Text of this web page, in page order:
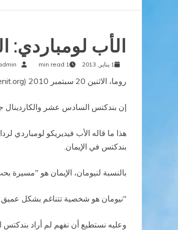
الأب لومباردي:
1 يناير, 2013 1 min read
روما، الاثنين 20 سبتمبر 2010 (
إن بندكتس السادس عشر والكاردينال
هذا ما قاله الأب فيديريكو لومباردي
بندكتس في الإيمان.
بالنسبة لنيومان، الإيمان هو "مسيرة
"نيومان هو شخصية تتناغم بشكل عميق
وعليه نستطيع أن نفهم لم أراد